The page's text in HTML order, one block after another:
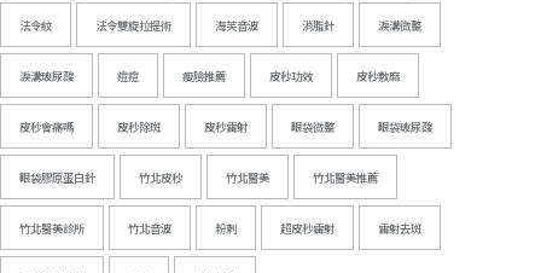
法令紋 法令雙旋拉提術 海芙音波 消脂針 淚溝微整
淚溝玻尿酸 痘痘 瘦臉推薦 皮秒功效 皮秒敷麻
皮秒會痛嗎 皮秒除斑 皮秒雷射 眼袋微整 眼袋玻尿酸
眼袋膠原蛋白針 竹北皮秒 竹北醫美 竹北醫美推薦
竹北醫美診所 竹北音波 粉刺 超皮秒雷射 雷射去斑